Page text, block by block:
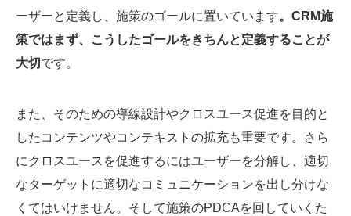
ーザーと定義し、施策のゴールに置いています。CRM施
策ではまず、こうしたゴールをきちんと定義することが
大切 です。
また、そのための導線設計やクロスユース促進を目的と
したコンテンツやコンテキストの拡充も重要です。さら
にクロスユースを促進するにはユーザーを分解し、適切
なターゲットに適切なコミュニケーションを出し分けな
くてはいけません。そして施策のPDCAを回していくた